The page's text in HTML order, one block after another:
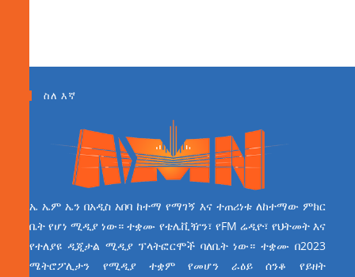
ስለ እኛ
ኤ ኤም ኤን በአዲስ አበባ ከተማ የማገኝ እና ተጠሪነቱ ለከተማው ምክር
ቤት የሆነ ሚዲያ ነው። ተቋሙ የቴሌቪዥን፣ የFM ሬዲዮ፣ የህትመት እና
የተለያዩ ዲጂታል ሚዲያ ፕላትፎርሞች ባለቤት ነው። ተቋሙ በ2023
ሜትሮፖሊታን የሚዲያ ተቋም የመሆን ራዕይ ሰንቆ የይዘት